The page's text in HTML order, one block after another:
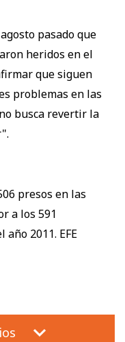
pasado que
heridos en el
que siguen
problemas en las
busca revertir la
presos en las
a los 591
2011. EFE